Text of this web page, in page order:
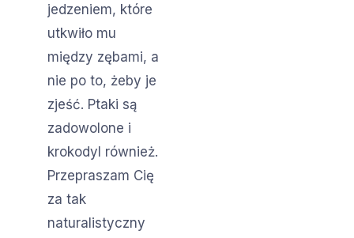
jedzeniem, które
utkwiło mu
między zębami, a
nie po to, żeby je
zjeść. Ptaki są
zadowolone i
krokodyl również.
Przepraszam Cię
za tak
naturalistyczny